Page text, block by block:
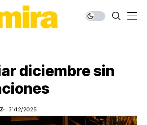
diciembre sin
31/12/2025